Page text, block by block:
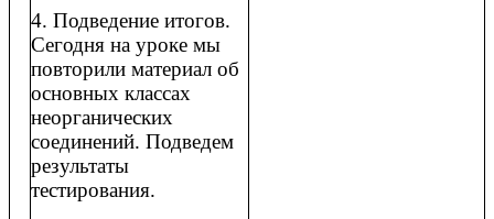
4. Подведение итогов.
Сегодня на уроке мы
повторили материал об
основных классах
неорганических
соединений. Подведем
результаты
тестирования.